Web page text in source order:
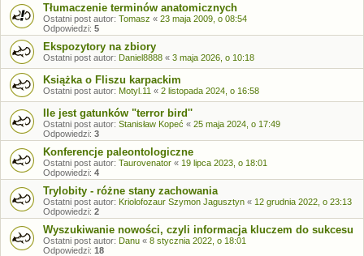
Tłumaczenie terminów anatomicznych
Ostatni post autor: Tomasz « 23 maja 2009, o 08:54
Odpowiedzi: 5
Ekspozytory na zbiory
Ostatni post autor: Daniel8888 « 3 maja 2026, o 10:18
Książka o Fliszu karpackim
Ostatni post autor: Motyl.11 « 2 listopada 2024, o 16:58
Ile jest gatunków "terror bird''
Ostatni post autor: Stanisław Kopeć « 25 maja 2024, o 17:49
Odpowiedzi: 3
Konferencje paleontologiczne
Ostatni post autor: Taurovenator « 19 lipca 2023, o 18:01
Odpowiedzi: 4
Trylobity - różne stany zachowania
Ostatni post autor: Kriolofozaur Szymon Jagusztyn « 12 grudnia 2022, o 23:13
Odpowiedzi: 2
Wyszukiwanie nowości, czyli informacja kluczem do sukcesu
Ostatni post autor: Danu « 8 stycznia 2022, o 18:01
Odpowiedzi: 18